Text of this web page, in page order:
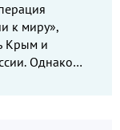
к миру»,
Крым и
Однако